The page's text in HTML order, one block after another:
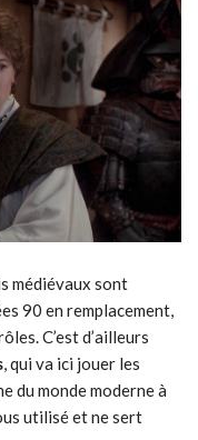
médiévaux sont
90 en remplacement,
C’est d’ailleurs
, qui va ici jouer les
du monde moderne à
utilisé et ne sert